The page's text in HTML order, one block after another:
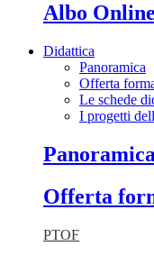
Albo Online
Didattica
Panoramica
Offerta
Le schede
I progetti
Panoramica
Offerta
PTOF